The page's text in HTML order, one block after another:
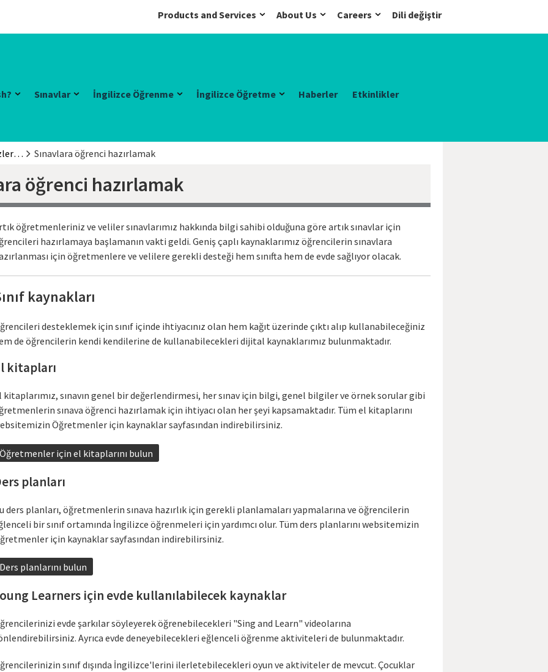
Products and Services About Us Careers Dili değiştir
Sınavlar İngilizce Öğrenme İngilizce Öğretme Haberler Etkinlikler
Hazırlık merkezleri için bilgi Sınavlara öğrenci hazırlamak
öğrenci hazırlamak
öğretmenleriniz ve veliler sınavlarımız hakkında bilgi sahibi olduğuna göre artık sınavlar için
hazırlamaya başlamanın vakti geldi. Geniş çaplı kaynaklarımız öğrencilerin sınavlara
için öğretmenlere ve velilere gerekli desteği hem sınıfta hem de evde sağlıyor olacak.
kaynakları
desteklemek için sınıf içinde ihtiyacınız olan hem kağıt üzerinde çıktı alıp kullanabileceğiniz
de öğrencilerin kendi kendilerine de kullanabilecekleri dijital kaynaklarımız bulunmaktadır.
kitapları
kitaplarımız, sınavın genel bir değerlendirmesi, her sınav için bilgi, genel bilgiler ve örnek sorular gibi
sınava öğrenci hazırlamak için ihtiyacı olan her şeyi kapsamaktadır. Tüm el kitaplarını
Öğretmenler için kaynaklar sayfasından indirebilirsiniz.
Öğretmenler için el kitaplarını bulun
planları
ders planları, öğretmenlerin sınava hazırlık için gerekli planlamaları yapmalarına ve öğrencilerin
bir sınıf ortamında İngilizce öğrenmeleri için yardımcı olur. Tüm ders planlarını websitemizin
için kaynaklar sayfasından indirebilirsiniz.
Ders planlarını bulun
Learners için evde kullanılabilecek kaynaklar
evde şarkılar söyleyerek öğrenebilecekleri "Sing and Learn" videolarına
Ayrıca evde deneyebilecekleri eğlenceli öğrenme aktiviteleri de bulunmaktadır.
sınıf dışında İngilizce'lerini ilerletebilecekleri oyun ve aktiviteler de mevcut. Çocuklar